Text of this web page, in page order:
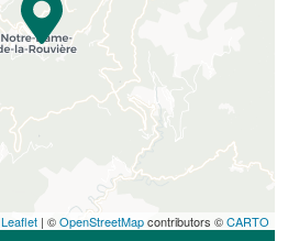
Leaflet | ©OpenStreetMapcontributors ©CARTO